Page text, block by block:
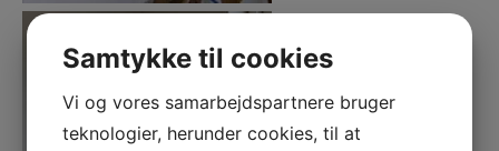
Samtykke til cookies
Vi og vores samarbejdspartnere bruger
teknologier, herunder cookies, til at